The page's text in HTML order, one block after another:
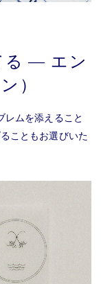
る ― エン
）
レムを添えること
こともお選びいた